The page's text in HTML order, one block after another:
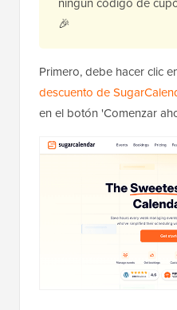
🎉
Primero, debe hacer clic
descuento de
en el botón 'Comenzar